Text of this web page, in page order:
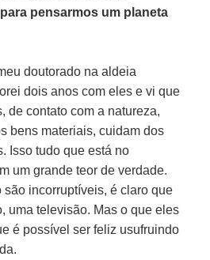
pensarmos um planeta
doutorado na aldeia
dois anos com eles e vi que
de contato com a natureza,
bens materiais, cuidam dos
Isso tudo que está no
um grande teor de verdade.
são incorruptíveis, é claro que
uma televisão. Mas o que eles
é possível ser feliz usufruindo